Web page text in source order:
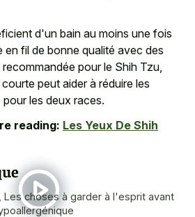
d'un bain au moins une fois
en fil de bonne qualité avec des
pour le Shih Tzu,
peut aider à réduire les
les deux races.
reading: Les Yeux De Shih
Les choses à garder à l'esprit avant